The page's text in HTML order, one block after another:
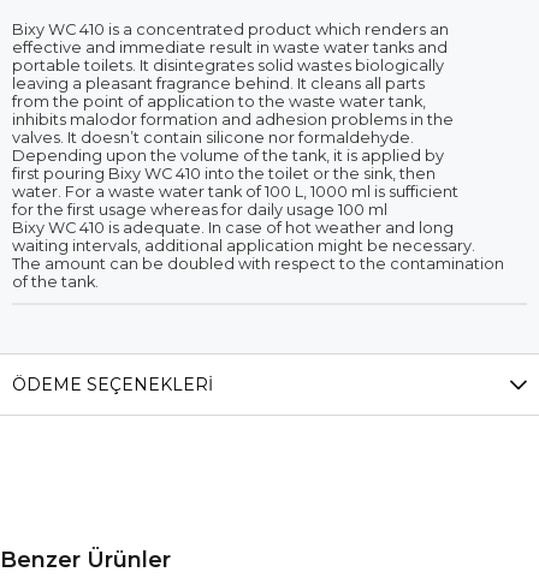
Bixy WC 410 is a concentrated product which renders an
effective and immediate result in waste water tanks and
portable toilets. It disintegrates solid wastes biologically
leaving a pleasant fragrance behind. It cleans all parts
from the point of application to the waste water tank,
inhibits malodor formation and adhesion problems in the
valves. It doesn’t contain silicone nor formaldehyde.
Depending upon the volume of the tank, it is applied by
first pouring Bixy WC 410 into the toilet or the sink, then
water. For a waste water tank of 100 L, 1000 ml is sufficient
for the first usage whereas for daily usage 100 ml
Bixy WC 410 is adequate. In case of hot weather and long
waiting intervals, additional application might be necessary.
The amount can be doubled with respect to the contamination
of the tank.
ÖDEME SEÇENEKLERI
Benzer Ürünler